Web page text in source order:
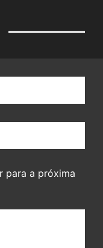
para a próxima